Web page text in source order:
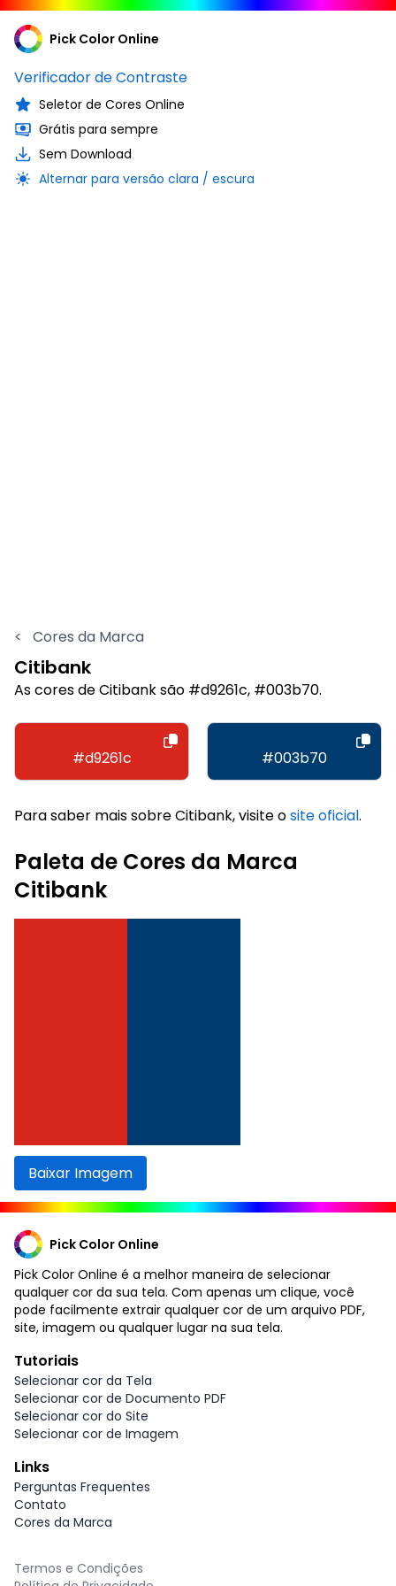
Pick Color Online
Verificador de Contraste
Seletor de Cores Online
Grátis para sempre
Sem Download
Alternar para versão clara / escura
< Cores da Marca
Citibank
As cores de Citibank são #d9261c, #003b70.
#d9261c #003b70
Para saber mais sobre Citibank, visite osite oficial.
Paleta de Cores da Marca
Citibank
Baixar Imagem
Pick Color Online
Pick Color Online é a melhor maneira de selecionar
qualquer cor da sua tela. Com apenas um clique, você
pode facilmente extrair qualquer cor de um arquivo PDF,
site, imagem ou qualquer lugar na sua tela.
Tutoriais
Selecionar cor da Tela
Selecionar cor de Documento PDF
Selecionar cor do Site
Selecionar cor de Imagem
Links
Perguntas Frequentes
Contato
Cores da Marca
Termos e Condições